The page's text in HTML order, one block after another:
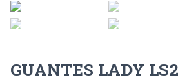
GUANTES LADY LS2